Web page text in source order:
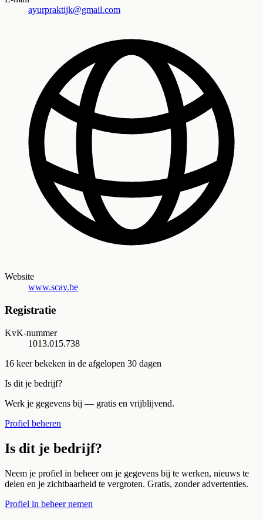
ayurpraktijk@gmail.com
Website
www.scay.be
Registratie
KvK-nummer
1013.015.738
16 keer bekeken in de afgelopen 30 dagen
Is dit je bedrijf?
Werk je gegevens bij — gratis en vrijblijvend.
Profiel beheren
Is dit je bedrijf?
Neem je profiel in beheer om je gegevens bij te werken, nieuws te
delen en je zichtbaarheid te vergroten. Gratis, zonder advertenties.
Profiel in beheer nemen